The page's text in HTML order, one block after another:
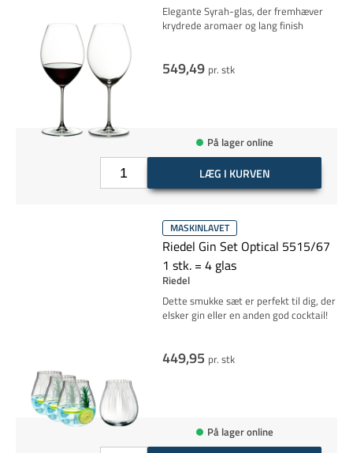
Elegante Syrah-glas, der fremhæver
krydrede aromaer og lang finish
549,49 pr. stk
På lager online
LÆG I KURVEN
MASKINLAVET
Riedel Gin Set Optical 5515/67
1 stk. = 4 glas
Riedel
Dette smukke sæt er perfekt til dig, der
elsker gin eller en anden god cocktail!
449,95 pr. stk
På lager online